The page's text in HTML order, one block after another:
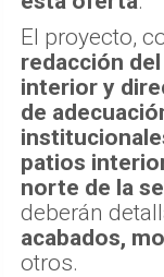
El proyecto,
redacción
interior y
de
patios
norte de la
deberán
acabados,
otros.